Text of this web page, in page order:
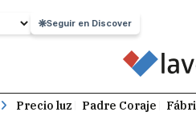
Seguir en Discover
Precio luz Padre Coraje